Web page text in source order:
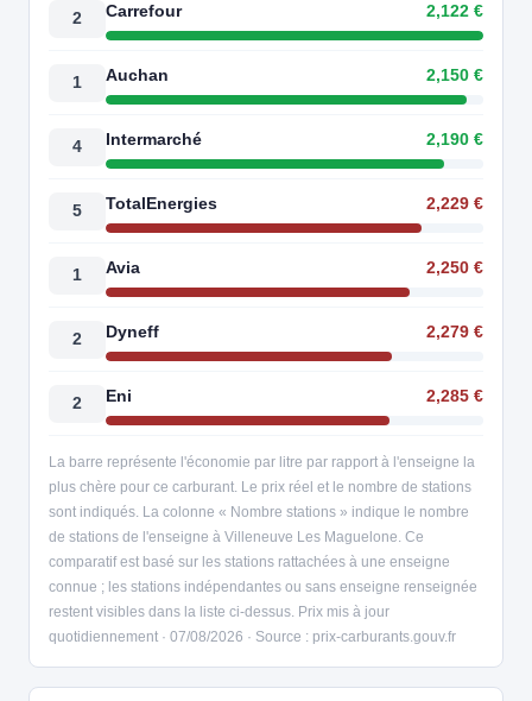
2 Carrefour 2,122 €
1 Auchan 2,150 €
4 Intermarché 2,190 €
5 TotalEnergies 2,229 €
1 Avia 2,250 €
2 Dyneff 2,279 €
2 Eni 2,285 €
La barre représente l'économie par litre par rapport à l'enseigne la
plus chère pour ce carburant. Le prix réel et le nombre de stations
sont indiqués. La colonne « Nombre stations » indique le nombre
de stations de l'enseigne à Villeneuve Les Maguelone. Ce
comparatif est basé sur les stations rattachées à une enseigne
connue ; les stations indépendantes ou sans enseigne renseignée
restent visibles dans la liste ci-dessus. Prix mis à jour
quotidiennement · 07/08/2026 · Source : prix-carburants.gouv.fr